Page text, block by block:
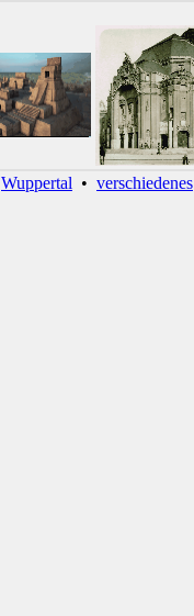
Wuppertal • verschiedenes